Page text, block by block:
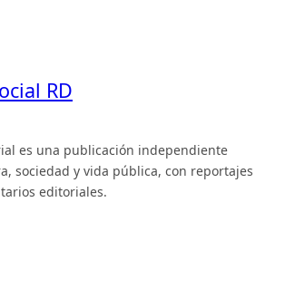
RD
es una publicación independiente
sociedad y vida pública, con reportajes
editoriales.